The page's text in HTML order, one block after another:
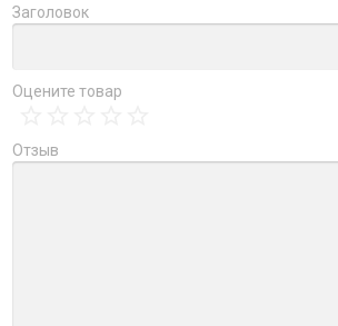
Заголовок
Оцените товар
Отзыв